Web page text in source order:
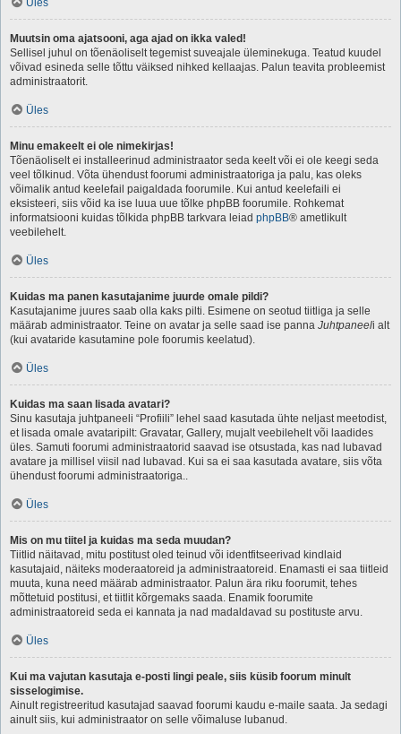
Üles
Muutsin oma ajatsooni, aga ajad on ikka valed!
Sellisel juhul on tõenäoliselt tegemist suveajale üleminekuga. Teatud kuudel
võivad esineda selle tõttu väiksed nihked kellaajas. Palun teavita probleemist
administraatorit.
Üles
Minu emakeelt ei ole nimekirjas!
Tõenäoliselt ei installeerinud administraator seda keelt või ei ole keegi seda
veel tõlkinud. Võta ühendust foorumi administraatoriga ja palu, kas oleks
võimalik antud keelefail paigaldada foorumile. Kui antud keelefaili ei
eksisteeri, siis võid ka ise luua uue tõlke phpBB foorumile. Rohkemat
informatsiooni kuidas tõlkida phpBB tarkvara leiad phpBB® ametlikult
veebilehelt.
Üles
Kuidas ma panen kasutajanime juurde omale pildi?
Kasutajanime juures saab olla kaks pilti. Esimene on seotud tiitliga ja selle
määrab administraator. Teine on avatar ja selle saad ise panna Juhtpaneeli alt
(kui avataride kasutamine pole foorumis keelatud).
Üles
Kuidas ma saan lisada avatari?
Sinu kasutaja juhtpaneeli “Profiili” lehel saad kasutada ühte neljast meetodist,
et lisada omale avataripilt: Gravatar, Gallery, mujalt veebilehelt või laadides
üles. Samuti foorumi administraatorid saavad ise otsustada, kas nad lubavad
avatare ja millisel viisil nad lubavad. Kui sa ei saa kasutada avatare, siis võta
ühendust foorumi administraatoriga..
Üles
Mis on mu tiitel ja kuidas ma seda muudan?
Tiitlid näitavad, mitu postitust oled teinud või identfitseerivad kindlaid
kasutajaid, näiteks moderaatoreid ja administraatoreid. Enamasti ei saa tiitleid
muuta, kuna need määrab administraator. Palun ära riku foorumit, tehes
mõttetuid postitusi, et tiitlit kõrgemaks saada. Enamik foorumite
administraatoreid seda ei kannata ja nad madaldavad su postituste arvu.
Üles
Kui ma vajutan kasutaja e-posti lingi peale, siis küsib foorum minult
sisselogimise.
Ainult registreeritud kasutajad saavad foorumi kaudu e-maile saata. Ja sedagi
ainult siis, kui administraator on selle võimaluse lubanud.